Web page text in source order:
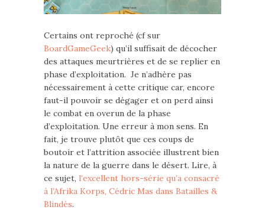
Certains ont reproché (cf sur
BoardGameGeek) qu’il suffisait de décocher
des attaques meurtrières et de se replier en
phase d’exploitation. Je n’adhère pas
nécessairement à cette critique car, encore
faut-il pouvoir se dégager et on perd ainsi
le combat en overun de la phase
d’exploitation. Une erreur à mon sens. En
fait, je trouve plutôt que ces coups de
boutoir et l’attrition associée illustrent bien
la nature de la guerre dans le désert. Lire, à
ce sujet, l’excellent hors-série qu’a consacré
à l’Afrika Korps, Cédric Mas dans Batailles &
Blindés.